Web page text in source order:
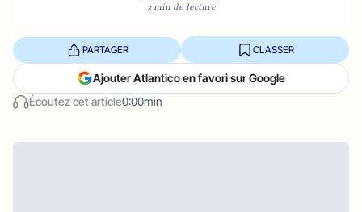
3 min de lecture
Écoutez cet article0:00min
PARTAGER CLASSER
Ajouter Atlantico en favori sur Google